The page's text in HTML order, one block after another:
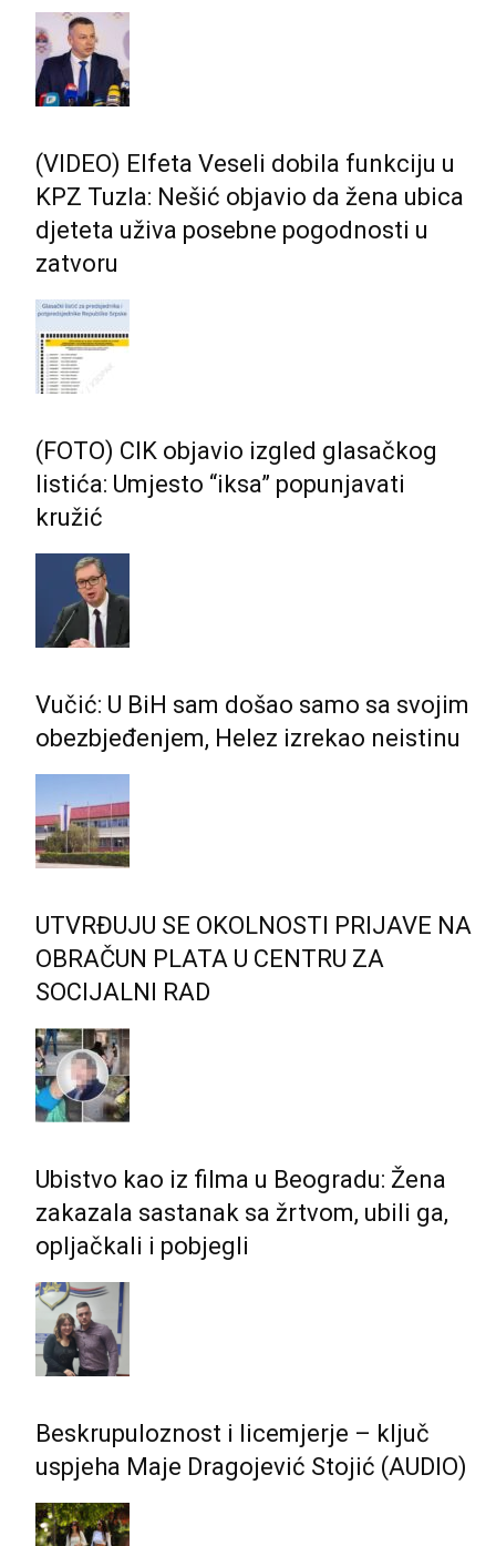
(VIDEO) Elfeta Veseli dobila funkciju u
KPZ Tuzla: Nešić objavio da žena ubica
djeteta uživa posebne pogodnosti u
zatvoru
(FOTO) CIK objavio izgled glasačkog
listića: Umjesto “iksa” popunjavati
kružić
Vučić: U BiH sam došao samo sa svojim
obezbjeđenjem, Helez izrekao neistinu
UTVRĐUJU SE OKOLNOSTI PRIJAVE NA
OBRAČUN PLATA U CENTRU ZA
SOCIJALNI RAD
Ubistvo kao iz filma u Beogradu: Žena
zakazala sastanak sa žrtvom, ubili ga,
opljačkali i pobjegli
Beskrupuloznost i licemjerje – ključ
uspjeha Maje Dragojević Stojić (AUDIO)